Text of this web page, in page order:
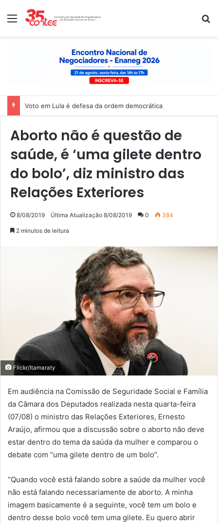
Menu
Voto em Lula é defesa da ordem democrática
Aborto não é questão de
saúde, é ‘uma gilete dentro
do bolo’, diz ministro das
Relações Exteriores
8/08/2019 Última Atualização 8/08/2019 0 384
2 minutos de leitura
Flickr/Itamaraty
Em audiência na Comissão de Seguridade Social e Família
da Câmara dos Deputados realizada nesta quarta-feira
(07/08) o ministro das Relações Exteriores, Ernesto
Araújo, afirmou que a discussão sobre o aborto não deve
estar dentro do tema da saúda da mulher e comparou o
debate com “uma gilete dentro de um bolo”.
“Quando você está falando sobre a saúde da mulher você
não está falando necessariamente de aborto. A minha
imagem basicamente é a seguinte, você tem um bolo e
dentro desse bolo você tem uma gilete. Eu quero abrir